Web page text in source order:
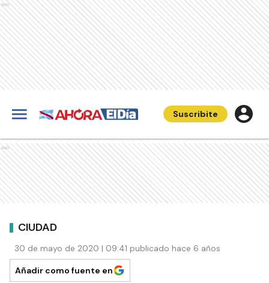
Ads
Suscribite
Ads
CIUDAD
30 de mayo de 2020 | 09:41 publicado hace 6 años
Añadir como fuente en